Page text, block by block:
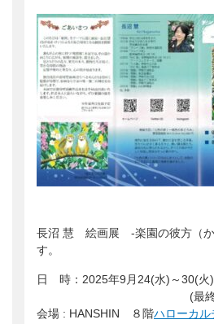
長沼 慧 絵画展 -楽園の彼方（
す。
日 時：2025年9 月24(水)～30(
(最終日は17
会場 : HANSHIN ８階ハローカル